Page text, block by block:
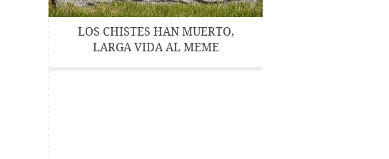
LOS CHISTES HAN MUERTO,
LARGA VIDA AL MEME